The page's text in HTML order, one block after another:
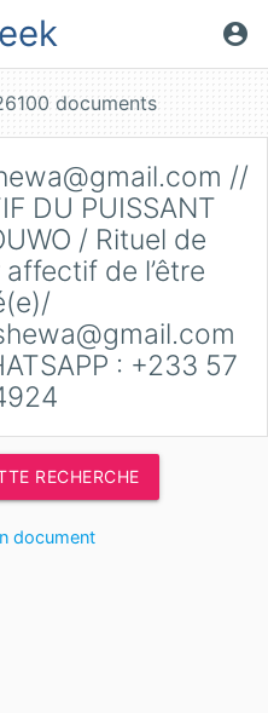
account_circle
//
DU PUISSANT
/ Rituel de
de l’être
: +233 57
RECHERCHE
document